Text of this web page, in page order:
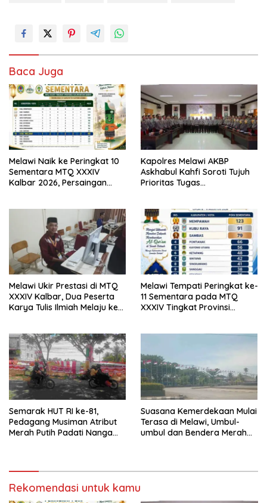
Baca Juga
Melawi Naik ke Peringkat 10
Sementara MTQ XXXIV
Kalbar 2026, Persaingan
Kapolres Melawi AKBP
Askhabul Kahfi Soroti Tujuh
Prioritas Tugas
Melawi Ukir Prestasi di MTQ
XXXIV Kalbar, Dua Peserta
Karya Tulis Ilmiah Melaju ke
Melawi Tempati Peringkat ke-
11 Sementara pada MTQ
XXXIV Tingkat Provinsi
Semarak HUT RI ke-81,
Pedagang Musiman Atribut
Merah Putih Padati Nanga
Suasana Kemerdekaan Mulai
Terasa di Melawi, Umbul-
umbul dan Bendera Merah
Rekomendasi untuk kamu